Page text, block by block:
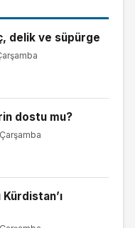
delik ve süpürge
dostu mu?